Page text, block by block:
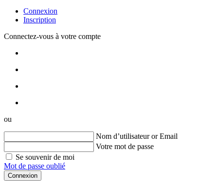
Connexion
Inscription
Connectez-vous à votre compte
ou
Nom d’utilisateur or Email
Votre mot de passe
Se souvenir de moi
Mot de passe oublié
Connexion